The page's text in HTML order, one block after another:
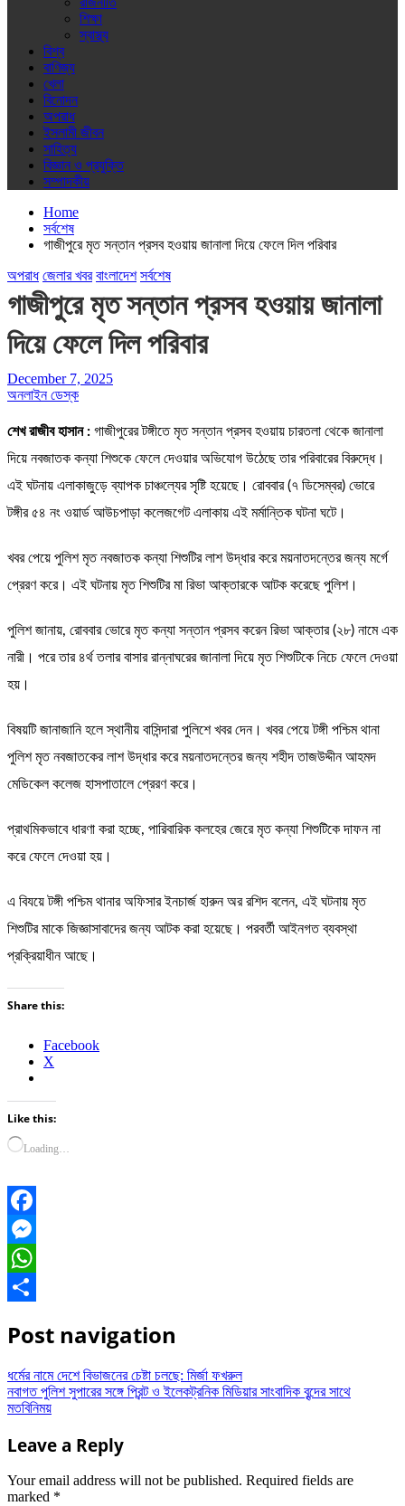
শিক্ষা
স্বাস্থ্য
বিশ্ব
বাণিজ্য
খেলা
বিনোদন
অপরাধ
ইসলামী জীবন
সাহিত্য
বিজ্ঞান ও প্রযুক্তি
সম্পাদকীয়
Home
সর্বশেষ
গাজীপুরে মৃত সন্তান প্রসব হওয়ায় জানালা দিয়ে ফেলে দিল পরিবার
অপরাধ জেলার খবর বাংলাদেশ সর্বশেষ
গাজীপুরে মৃত সন্তান প্রসব হওয়ায় জানালা
দিয়ে ফেলে দিল পরিবার
December 7, 2025
অনলাইন ডেস্ক
শেখ রাজীব হাসান : গাজীপুরের টঙ্গীতে মৃত সন্তান প্রসব হওয়ায় চারতলা থেকে জানালা
দিয়ে নবজাতক কন্যা শিশুকে ফেলে দেওয়ার অভিযোগ উঠেছে তার পরিবারের বিরুদ্ধে।
এই ঘটনায় এলাকাজুড়ে ব্যাপক চাঞ্চল্যের সৃষ্টি হয়েছে। রোববার (৭ ডিসেম্বর) ভোরে
টঙ্গীর ৫৪ নং ওয়ার্ড আউচপাড়া কলেজগেট এলাকায় এই মর্মান্তিক ঘটনা ঘটে।
খবর পেয়ে পুলিশ মৃত নবজাতক কন্যা শিশুটির লাশ উদ্ধার করে ময়নাতদন্তের জন্য মর্গে
প্রেরণ করে। এই ঘটনায় মৃত শিশুটির মা রিভা আক্তারকে আটক করেছে পুলিশ।
পুলিশ জানায়, রোববার ভোরে মৃত কন্যা সন্তান প্রসব করেন রিভা আক্তার (২৮) নামে এক
নারী। পরে তার ৪র্থ তলার বাসার রান্নাঘরের জানালা দিয়ে মৃত শিশুটিকে নিচে ফেলে দেওয়া
হয়।
বিষয়টি জানাজানি হলে স্থানীয় বাসিন্দারা পুলিশে খবর দেন। খবর পেয়ে টঙ্গী পশ্চিম থানা
পুলিশ মৃত নবজাতকের লাশ উদ্ধার করে ময়নাতদন্তের জন্য শহীদ তাজউদ্দীন আহমদ
মেডিকেল কলেজ হাসপাতালে প্রেরণ করে।
প্রাথমিকভাবে ধারণা করা হচ্ছে, পারিবারিক কলহের জেরে মৃত কন্যা শিশুটিকে দাফন না
করে ফেলে দেওয়া হয়।
এ বিযয়ে টঙ্গী পশ্চিম থানার অফিসার ইনচার্জ হারুন অর রশিদ বলেন, এই ঘটনায় মৃত
শিশুটির মাকে জিজ্ঞাসাবাদের জন্য আটক করা হয়েছে। পরবর্তী আইনগত ব্যবস্থা
প্রক্রিয়াধীন আছে।
Share this:
Facebook
X
Like this:
Loading…
Facebook
Messenger
WhatsApp
Post navigation
ধর্মের নামে দেশে বিভাজনের চেষ্টা চলছে: মির্জা ফখরুল
নবাগত পুলিশ সুপারের সঙ্গে প্রিন্ট ও ইলেকট্রনিক মিডিয়ার সাংবাদিক বৃন্দের সাথে
মতবিনিময়
Leave a Reply
Your email address will not be published. Required fields are
marked *